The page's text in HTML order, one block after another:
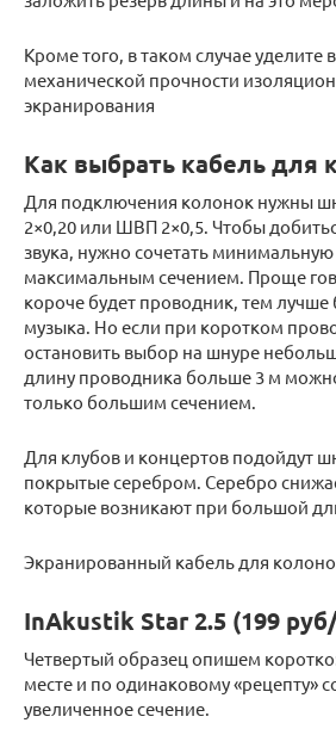
Кроме того, в таком случае уделите
механической прочности
экранирования
Как выбрать кабель для
Для подключения колонок нужны
2×0,20 или ШВП 2×0,5. Чтобы
звука, нужно сочетать
максимальным сечением. Проще
короче будет проводник, тем лучше
музыка. Но если при коротком
остановить выбор на шнуре
длину проводника больше 3 м
только большим сечением.
Для клубов и концертов подойдут
покрытые серебром. Серебро
которые возникают при большой
Экранированный кабель для
InAkustik Star 2.5 (199
Четвертый образец опишем
месте и по одинаковому «рецепту»
увеличенное сечение.